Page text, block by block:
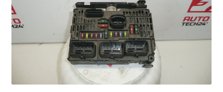
Meistä
Reklamaatiomenettely